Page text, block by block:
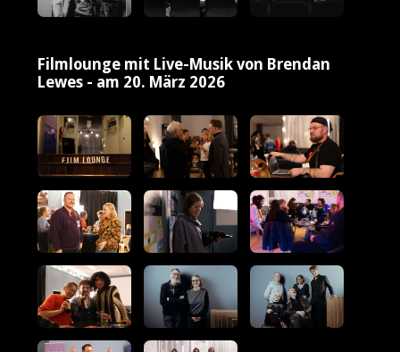
Filmlounge mit Live-Musik von Brendan
Lewes - am 20. März 2026